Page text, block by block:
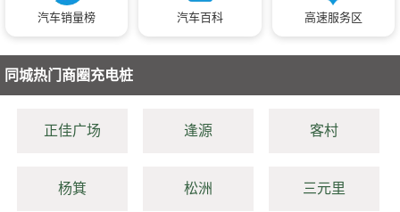
汽车销量榜 汽车百科 高速服务区
同城热门商圈充电桩
正佳广场 逢源 客村
杨箕 松洲 三元里